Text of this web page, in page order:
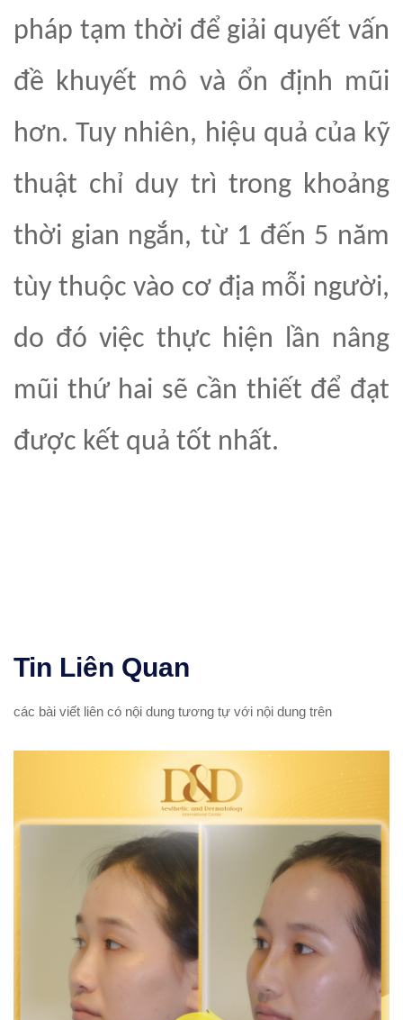
pháp tạm thời để giải quyết vấn
đề khuyết mô và ổn định mũi
hơn. Tuy nhiên, hiệu quả của kỹ
thuật chỉ duy trì trong khoảng
thời gian ngắn, từ 1 đến 5 năm
tùy thuộc vào cơ địa mỗi người,
do đó việc thực hiện lần nâng
mũi thứ hai sẽ cần thiết để đạt
được kết quả tốt nhất.
Tin Liên Quan
các bài viết liên có nội dung tương tự với nội dung trên